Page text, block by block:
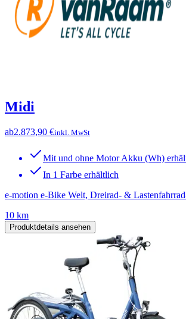
Midi
ab2.873,90 €inkl. MwSt
Mit und ohne Motor Akku (Wh)
In 1 Farbe erhältlich
e-motion e-Bike Welt, Dreirad- &
10 km
Produktdetails ansehen